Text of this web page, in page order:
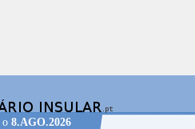
o 8.AGO.2026